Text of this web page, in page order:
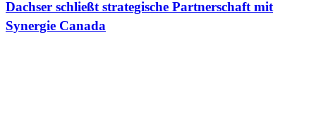
Dachser schließt strategische Partnerschaft mit
Synergie Canada